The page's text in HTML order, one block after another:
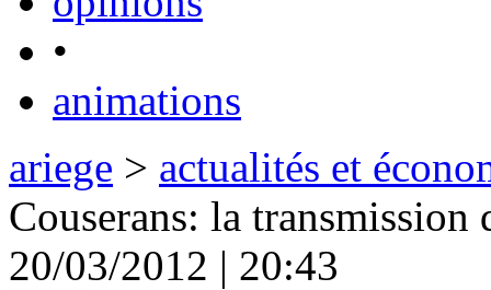
•
animations
ariege > actualités et
Couserans: la
20/03/2012 | 20:43